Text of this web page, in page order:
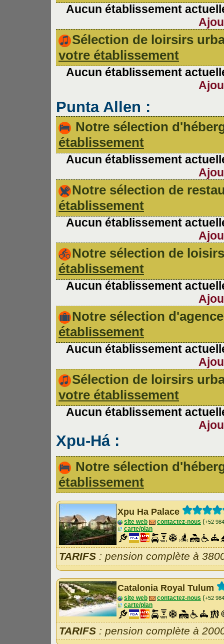
Aucun établissement
Sélection de loirsirs
votre établissement
Aucun établissement
Punta Allen :
Notre sélection
établissement
Aucun établissement
Notre sélection de
établissement
Aucun établissement
Notre sélection de
établissement
Aucun établissement
Notre sélection
établissement
Aucun établissement
Sélection de loirsirs
votre établissement
Aucun établissement
Xpu-Há :
Notre sélection
établissement
Xpu Ha Palace
site web contactez-nous (+52
carte/plan
TARIFS : pension complète à
Catalonia Royal Tulum
site web contactez-nous (+52
carte/plan
TARIFS : pension complète à